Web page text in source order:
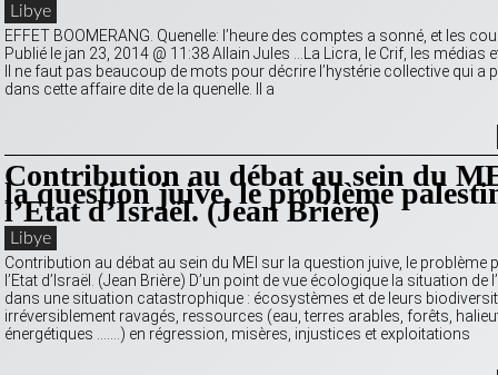
Libye
EFFET BOOMERANG. Quenelle: l’heure des comptes a sonné, et les
Publié le jan 23, 2014 @ 11:38 Allain Jules …La Licra, le Crif, les médias
Il ne faut pas beaucoup de mots pour décrire l’hystérie collective qui a
dans cette affaire dite de la quenelle. Il a
Contribution au débat au sein du
la question juive, le problème
l’Etat d’Israël. (Jean Brière)
Libye
Contribution au débat au sein du MEI sur la question juive, le problème
l’Etat d’Israël. (Jean Brière) D’un point de vue écologique la situation de
dans une situation catastrophique : écosystèmes et de leurs
irréversiblement ravagés, ressources (eau, terres arables, forêts,
énergétiques …….) en régression, misères, injustices et exploitations